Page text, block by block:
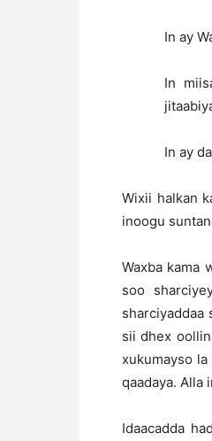
In ay
In
In ay
Wixii halkan
inoogu
Waxba kama
soo
sharciyaddaa
sii dhex
xukumayso
qaadaya. Alla
Idaacadda